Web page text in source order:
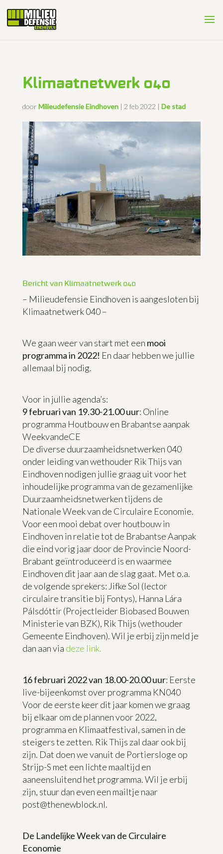
Klimaatnetwerk 040
door Milieudefensie Eindhoven| 2 feb 2022 | De stad
Bericht van Klimaatnetwerk 040
– Milieudefensie Eindhoven is aangesloten bij
Klimaatnetwerk 040 –
We gaan weer van start met een mooi
programma in 2022! En daar hebben we jullie
allemaal bij nodig.
Voor in jullie agenda’s:
9 februari van 19.30-21.00 uur: Online
programma Houtbouw en Brabantse aanpak
WeekvandeCE
De diverse duurzaamheidsnetwerken 040
onder leiding van wethouder Rik Thijs van
Eindhoven nodigen jullie graag uit voor het
inhoudelijke programma van de gezamenlijke
Duurzaamheidsnetwerken tijdens de
Nationale Week van de Circulaire Economie.
Voor een mooi debat over houtbouw in
Eindhoven in relatie tot de Brabantse Aanpak
die eind vorig jaar door de Provincie Noord-
Brabant geïntroduceerd is en waarmee
Eindhoven dit jaar aan de slag gaat. Met o.a.
de volgende sprekers: Jifke Sol (lector
circulaire transitie bij Fontys), Hanna Lára
Pálsdóttir (Projectleider Biobased Bouwen
Ministerie van BZK), Rik Thijs (wethouder
Gemeente Eindhoven). Wil je erbij zijn meld je
dan aan via deze link.
16 februari 2022 van 18.00-20.00 uur: Eerste
live-bijeenkomst over programma KN040
Voor de eerste keer dit jaar komen we graag
bij elkaar om de plannen voor 2022,
programma en Klimaatfestival, samen in de
steigers te zetten. Rik Thijs zal daar ook bij
zijn. Dat doen we vanuit de Portiersloge op
Strijp-S met een lichte maaltijd en
aaneensluitend het programma. Wil je erbij
zijn, stuur dan even een mailtje naar
post@thenewblock.nl.
De Landelijke Week van de Circulaire
Economie